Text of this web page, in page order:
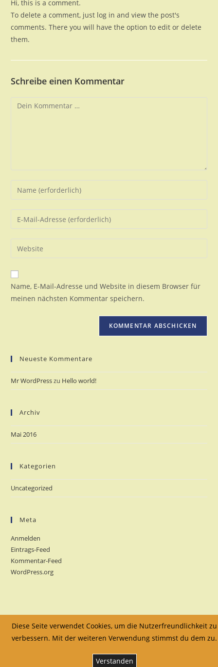
Hi, this is a comment.
To delete a comment, just log in and view the post's
comments. There you will have the option to edit or delete
them.
Schreibe einen Kommentar
Kommentar
Gib
deinen
Namen
oder
zum
Kommentieren
ein
Gib
deine
E-
Mail-
zum
Kommentieren
ein
Gib
deine
Website-
URL
Name, E-Mail-Adresse und Website in diesem Browser für
meinen nächsten Kommentar speichern.
Neueste Kommentare
Mr WordPresszu Hello world!
Archiv
Mai 2016
Kategorien
Uncategorized
Meta
Anmelden
Eintrags-Feed
Kommentar-Feed
WordPress.org
Copyright - B.Kauffmann
Diese Seite verwendet Cookies, um die Nutzerfreundlichkeit zu
verbessern. Mit der weiteren Verwendung stimmst du dem zu.
Verstanden